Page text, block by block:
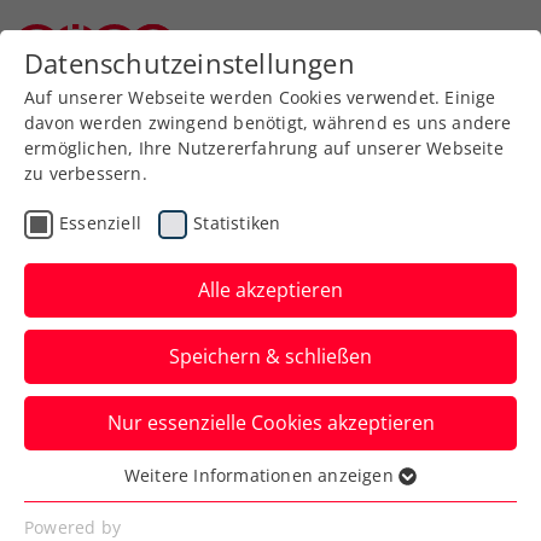
Zum Turnierkalender
24. Johann Gutmann
Gedenkturnier - NÖTV Kreis
Süd Circuit
21.04.2023
Datenschutzeinstellungen
Auf unserer Webseite werden Cookies verwendet. Einige
davon werden zwingend benötigt, während es uns andere
ermöglichen, Ihre Nutzererfahrung auf unserer Webseite
zu verbessern.
Essenziell Statistiken
Alle akzeptieren
Speichern & schließen
Nur essenzielle Cookies akzeptieren
Essenziell
Essenzielle Cookies werden für grundlegende
Weitere Informationen anzeigen
Powered by